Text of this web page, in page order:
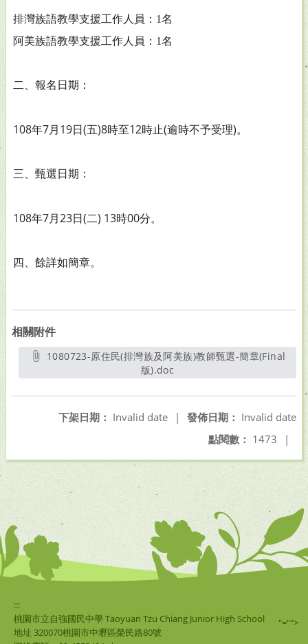
排灣族語教學支援工作人員：1名
阿美族語教學支援工作人員：1名
二、報名日期：
108年7月 19日 (五)8時至12時止(逾時不予受理)。
三、甄選日期：
108年7月 23日 (二) 13時00分。
四、餘詳如簡章。
相關附件
版).doc
發佈日期： Invalid date
下架日期： Invalid date
|
點閱數： 1473 |
:::
桃園市立自強國民中學 Taoyuan Tzu Chiang Junior High School
地址 320070桃園市中壢區榮民路80號
"="">